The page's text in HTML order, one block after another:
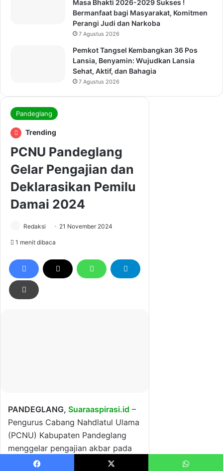
Masa Bhakti 2026-2029 Sukses !
Bermanfaat bagi Masyarakat, Komitmen
Perangi Judi dan Narkoba
7 Agustus 2026
Pemkot Tangsel Kembangkan 36 Pos
Lansia, Benyamin: Wujudkan Lansia
Sehat, Aktif, dan Bahagia
7 Agustus 2026